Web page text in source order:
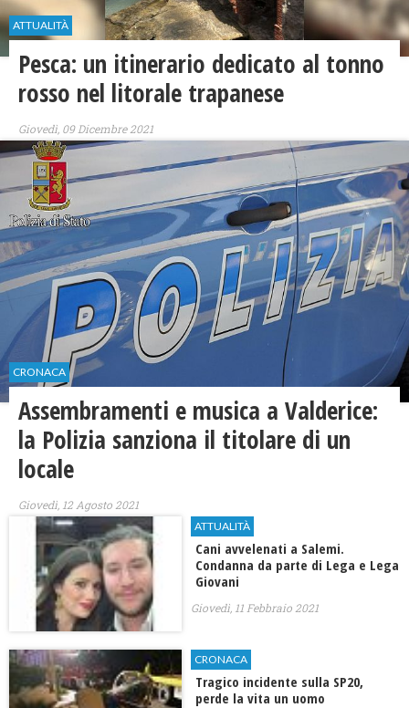
ATTUALITÀ
Pesca: un itinerario dedicato al tonno
rosso nel litorale trapanese
Giovedì, 09 Dicembre 2021
CRONACA
Assembramenti e musica a Valderice:
la Polizia sanziona il titolare di un
locale
Giovedì, 12 Agosto 2021
ATTUALITÀ
Cani avvelenati a Salemi.
Condanna da parte di Lega e Lega
Giovani
Giovedì, 11 Febbraio 2021
CRONACA
Tragico incidente sulla SP20,
perde la vita un uomo